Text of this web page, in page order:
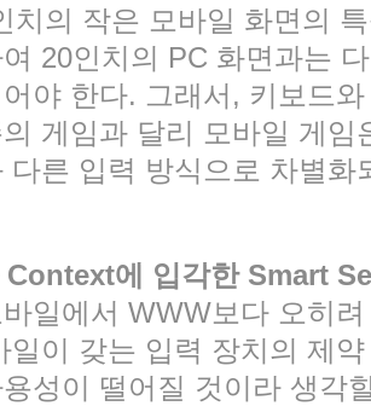
치의 작은 모바일 화면의
20인치의 PC 화면과는
야 한다. 그래서, 키보드
게임과 달리 모바일 게임
다른 입력 방식으로 차별화
Context에 입각한 Smart
일에서 WWW보다 오히
일이 갖는 입력 장치의 제
성이 떨어질 것이라 생각